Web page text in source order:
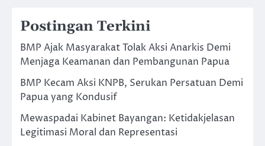
Postingan Terkini
BMP Ajak Masyarakat Tolak Aksi Anarkis Demi
Menjaga Keamanan dan Pembangunan Papua
BMP Kecam Aksi KNPB, Serukan Persatuan Demi
Papua yang Kondusif
Mewaspadai Kabinet Bayangan: Ketidakjelasan
Legitimasi Moral dan Representasi